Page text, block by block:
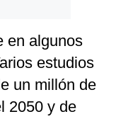
en algunos
estudios
un millón de
2050 y de